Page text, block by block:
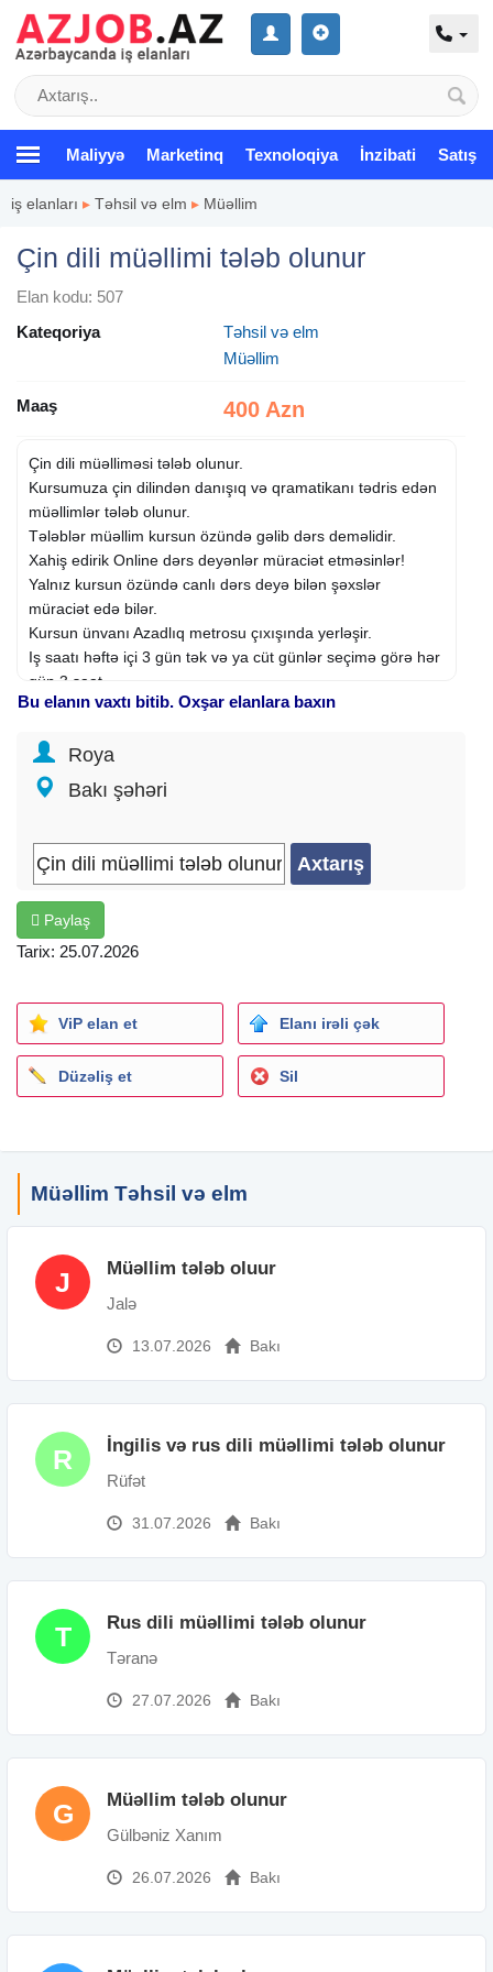
Maliyyə Marketinq Texnoloqiya İnzibati Satış
iş elanları ▸ Təhsil və elm ▸ Müəllim
Çin dili müəllimi tələb olunur
Elan kodu: 507
Kateqoriya
Təhsil və elm
Müəllim
Maaş 400 Azn
Çin dili müəlliməsi tələb olunur.
Kursumuza çin dilindən danışıq və qramatikanı tədris edən
müəllimlər tələb olunur.
Tələblər müəllim kursun özündə gəlib dərs deməlidir.
Xahiş edirik Online dərs deyənlər müraciət etməsinlər!
Yalnız kursun özündə canlı dərs deyə bilən şəxslər
müraciət edə bilər.
Kursun ünvanı Azadlıq metrosu çıxışında yerləşir.
Iş saatı həftə içi 3 gün tək və ya cüt günlər seçimə görə hər
gün 3 saat.
Əmək haqqı % faizlədir.
müəlliməsi, #cin dili
olunur, #cin dili , #çin dili, #chin dili müelliməsi, #vakansiya,
#is elanları, #iş elanları, #is elanlari , #çin dili mellimi teleb
Fəaliyyət sahəsi:Təhsil və elm
İxtisas: Müəllim
Şirkət növü: Birbaşa işəgötürən
İş qrafiki: Növbəli
İş yerinin ünvanı: Azadlıq m.
Bu elanın vaxtı bitib. Oxşar elanlara baxın
Roya
Bakı şəhəri
Paylaş
Tarix: 25.07.2026
ViP elan et Elanı irəli çək
Düzəliş et Sil
Müəllim Təhsil və elm
J Müəllim tələb oluur
Jalə
13.07.2026 Bakı
R İngilis və rus dili müəllimi tələb olunur
Rüfət
31.07.2026 Bakı
T Rus dili müəllimi tələb olunur
Təranə
27.07.2026 Bakı
G Müəllim tələb olunur
Gülbəniz Xanım
26.07.2026 Bakı